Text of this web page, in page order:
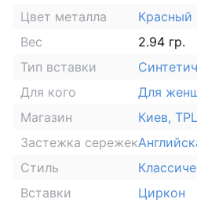
Цвет металла
Красный
Вес
2.94 гр.
Тип вставки
Для кого
Для
Магазин
Киев,
Застежка сережек
Стиль
Вставки
Циркон